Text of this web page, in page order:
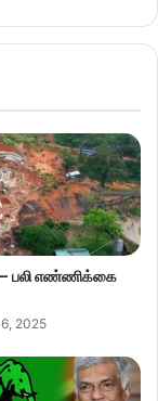
– பலி எண்ணிக்கை
2025